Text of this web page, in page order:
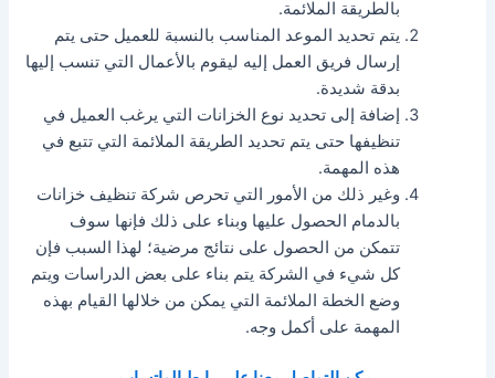
بالطريقة الملائمة.
يتم تحديد الموعد المناسب بالنسبة للعميل حتى يتم
إرسال فريق العمل إليه ليقوم بالأعمال التي تنسب إليها
بدقة شديدة.
إضافة إلى تحديد نوع الخزانات التي يرغب العميل في
تنظيفها حتى يتم تحديد الطريقة الملائمة التي تتبع في
هذه المهمة.
وغير ذلك من الأمور التي تحرص شركة تنظيف خزانات
بالدمام الحصول عليها وبناء على ذلك فإنها سوف
تتمكن من الحصول على نتائج مرضية؛ لهذا السبب فإن
كل شيء في الشركة يتم بناء على بعض الدراسات ويتم
وضع الخطة الملائمة التي يمكن من خلالها القيام بهذه
المهمة على أكمل وجه.